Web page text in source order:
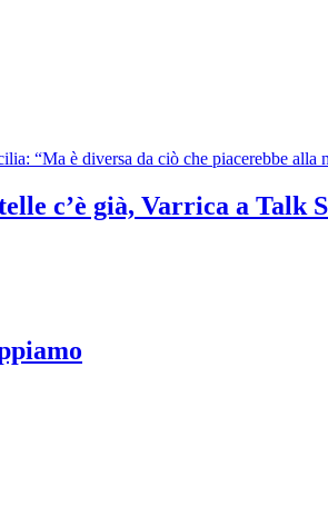
c’è già, Varrica a